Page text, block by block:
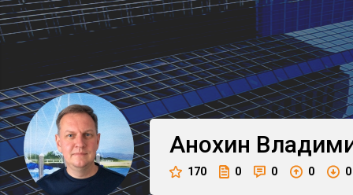
Анохин
170 0 0 0 0